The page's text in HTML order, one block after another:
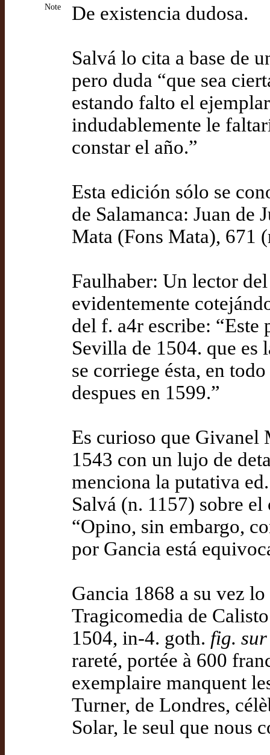
Note De existencia dudosa.
Salvá lo cita a base de
pero duda “que sea
estando falto el
indudablemente le
constar el año.”
Esta edición sólo se
de Salamanca: Juan
Mata (Fons Mata), 671
Faulhaber: Un lector
evidentemente
del f. a4r escribe:
Sevilla de 1504. que es
se corriege ésta, en
despues en 1599.”
Es curioso que Givanel
1543 con un lujo de
menciona la putativa
Salvá (n. 1157) sobre
“Opino, sin embargo,
por Gancia está
Gancia 1868 a su vez
Tragicomedia de
1504, in-4. goth. fig.
rareté, portée à 600
exemplaire manquent
Turner, de Londres,
Solar, le seul que nous